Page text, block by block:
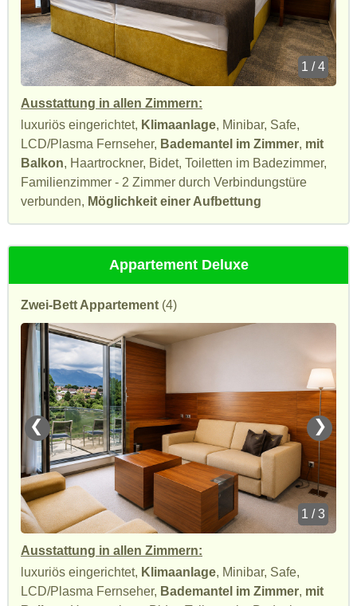
1 / 4
Ausstattung in allen Zimmern:
luxuriös eingerichtet, Klimaanlage, Minibar, Safe,
LCD/Plasma Fernseher, Bademantel im Zimmer, mit
Balkon, Haartrockner, Bidet, Toiletten im Badezimmer,
Familienzimmer - 2 Zimmer durch Verbindungstüre
verbunden, Möglichkeit einer Aufbettung
Appartement Deluxe
Zwei-Bett Appartement (4)
❮ ❯
1 / 3
Ausstattung in allen Zimmern:
luxuriös eingerichtet, Klimaanlage, Minibar, Safe,
LCD/Plasma Fernseher, Bademantel im Zimmer, mit